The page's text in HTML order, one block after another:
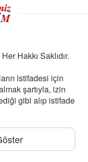
Hakkı Saklıdır.
istifadesi için
şartıyla, izin
gibi alıp istifade